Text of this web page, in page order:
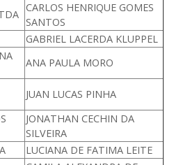
CARLOS HENRIQUE GOMES
SANTOS
GABRIEL LACERDA KLUPPEL
ANA PAULA MORO
JUAN LUCAS PINHA
JONATHAN CECHIN DA
SILVEIRA
LUCIANA DE FATIMA LEITE